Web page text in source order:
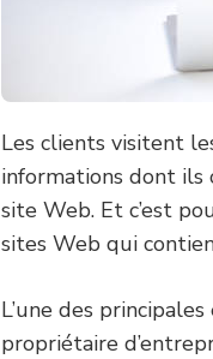
Les clients visitent
informations dont ils
site Web. Et c’est
sites Web qui
L’une des
propriétaire